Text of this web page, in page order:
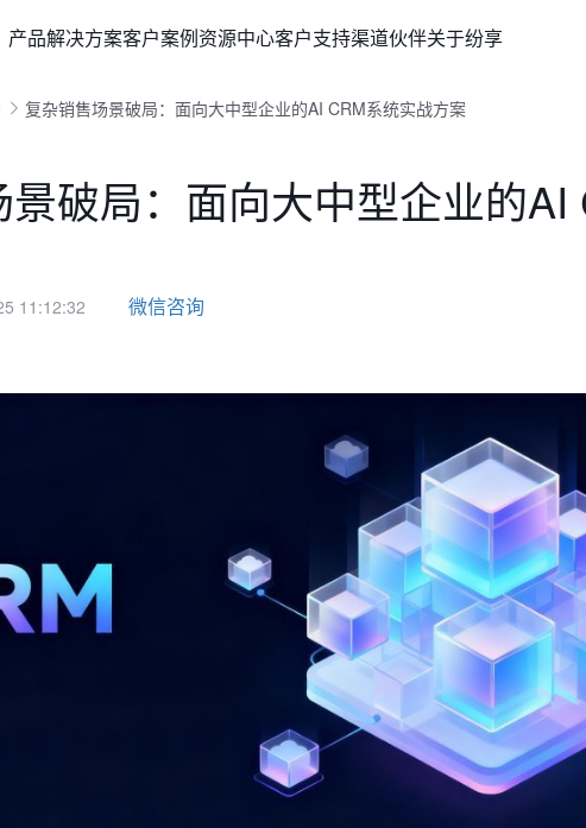
产品解决方案客户案例资源中心客户支持渠道伙伴关于纷享
复杂销售场景破局：面向大中型企业的AI CRM系统实战方案
破局：面向大中型企业的AI
11:12:32 微信咨询